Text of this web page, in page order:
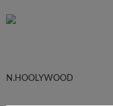
N.HOOLYWOOD